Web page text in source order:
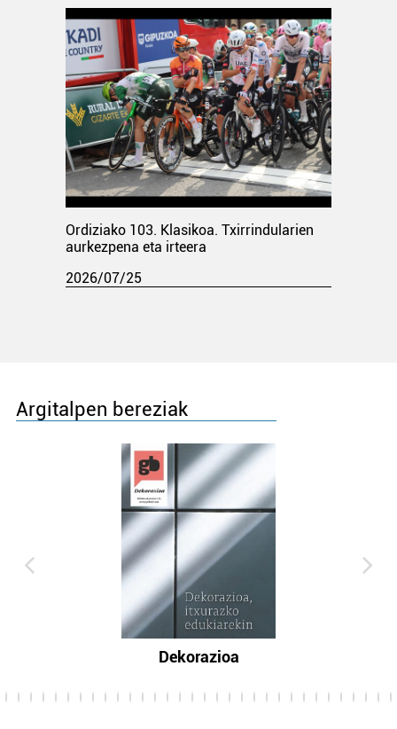
Ordiziako 103. Klasikoa. Txirrindularien
aurkezpena eta irteera
2026/07/25
Argitalpen bereziak
Dekorazioa